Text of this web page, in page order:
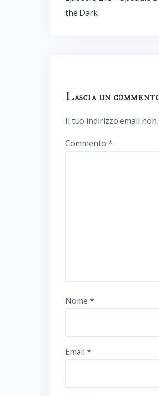
articoli
the Dark
Lascia un
Il tuo indirizzo email non
Commento *
Nome *
Email *